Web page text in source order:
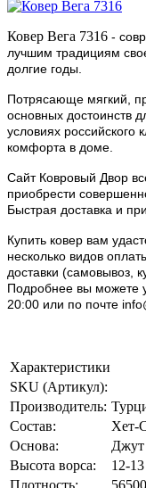
Ковер Вега 7316 -
лучшим традициям
долгие годы.
Потрясающе мягкий,
основных достоинств
условиях российского
комфорта в доме.
Сайт Ковровый Двор
приобрести
Быстрая доставка и
Купить ковер вам
несколько видов
доставки (самовывоз,
Подробнее вы можете
20:00 или по почте
Характеристики
SKU (Артикул):
Производитель:
Состав:
Хет-
Основа:
Джут
Высота ворса:
12-
Плотность: